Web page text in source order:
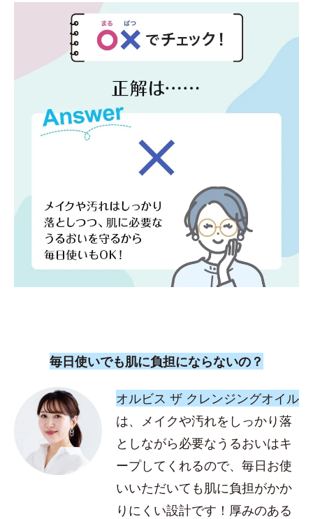
毎日使いでも肌に負担にならないの？
オルビス ザ クレンジングオイル
は、メイクや汚れをしっかり落
としながら必要なうるおいはキ
ープしてくれるので、毎日お使
いいただいても肌に負担がかか
りにくい設計です！厚みのある